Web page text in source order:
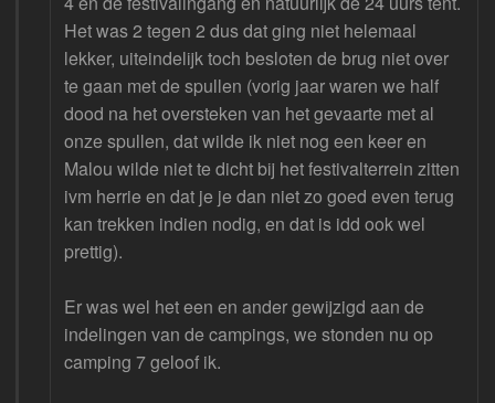
Het was 2 tegen 2 dus dat ging niet helemaal
lekker, uiteindelijk toch besloten de brug niet over
te gaan met de spullen (vorig jaar waren we half
dood na het oversteken van het gevaarte met al
onze spullen, dat wilde ik niet nog een keer en
Malou wilde niet te dicht bij het festivalterrein zitten
ivm herrie en dat je je dan niet zo goed even terug
kan trekken indien nodig, en dat is idd ook wel
prettig).
Er was wel het een en ander gewijzigd aan de
indelingen van de campings, we stonden nu op
camping 7 geloof ik.